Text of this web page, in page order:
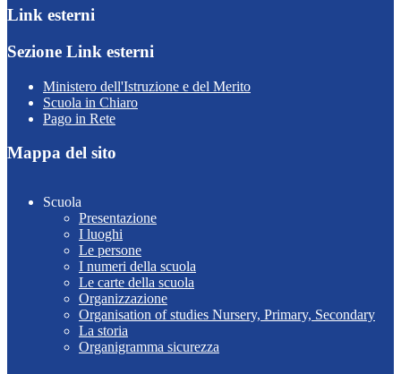
Link esterni
Sezione Link esterni
Ministero dell'Istruzione e del Merito
Scuola in Chiaro
Pago in Rete
Mappa del sito
Scuola
Presentazione
I luoghi
Le persone
I numeri della scuola
Le carte della scuola
Organizzazione
Organisation of studies Nursery, Primary, Secondary
La storia
Organigramma sicurezza